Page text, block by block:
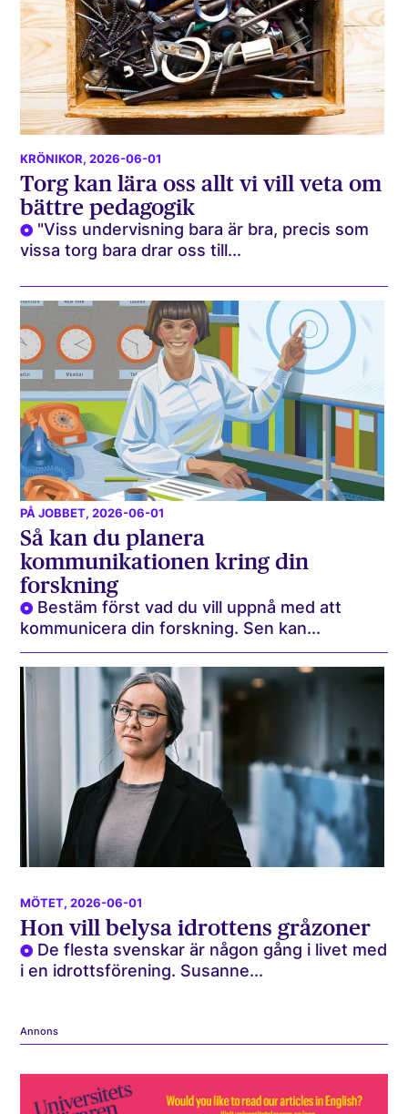
KRÖNIKOR, 2026-06-01
Torg kan lära oss allt vi vill veta om
bättre pedagogik
"Viss undervisning bara är bra, precis som
vissa torg bara drar oss till...
PÅ JOBBET, 2026-06-01
Så kan du planera
kommunikationen kring din
forskning
Bestäm först vad du vill uppnå med att
kommunicera din forskning. Sen kan...
MÖTET, 2026-06-01
Hon vill belysa idrottens gråzoner
De flesta svenskar är någon gång i livet med
i en idrottsförening. Susanne...
Annons